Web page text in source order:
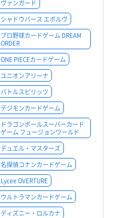
ヴァンガード
シャドウバース エボルヴ
プロ野球カードゲーム DREAM
ORDER
ONE PIECEカードゲーム
ユニオンアリーナ
バトルスピリッツ
デジモンカードゲーム
ドラゴンボールスーパーカード
ゲーム フュージョンワールド
デュエル・マスターズ
名探偵コナンカードゲーム
Lycee OVERTURE
ウルトラマンカードゲーム
ディズニー・ロルカナ